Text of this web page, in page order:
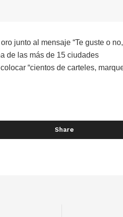
junto al mensaje “Te guste o no,
de las más de 15 ciudades
“cientos de carteles,
Share